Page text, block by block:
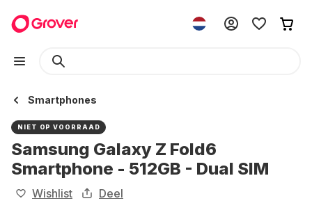
Smartphones
NIET OP VOORRAAD
Samsung Galaxy Z Fold6
Smartphone - 512GB - Dual SIM
Wishlist Deel